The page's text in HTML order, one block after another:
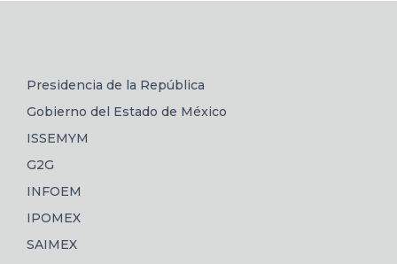
Presidencia de la República
Gobierno del Estado de México
ISSEMYM
G2G
INFOEM
IPOMEX
SAIMEX